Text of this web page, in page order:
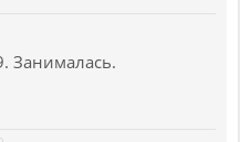
Занималась.